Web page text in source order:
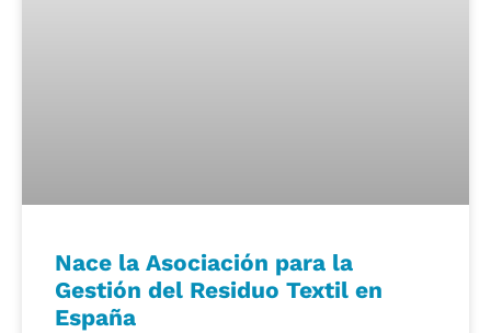
Nace la Asociación para la
Gestión del Residuo Textil en
España